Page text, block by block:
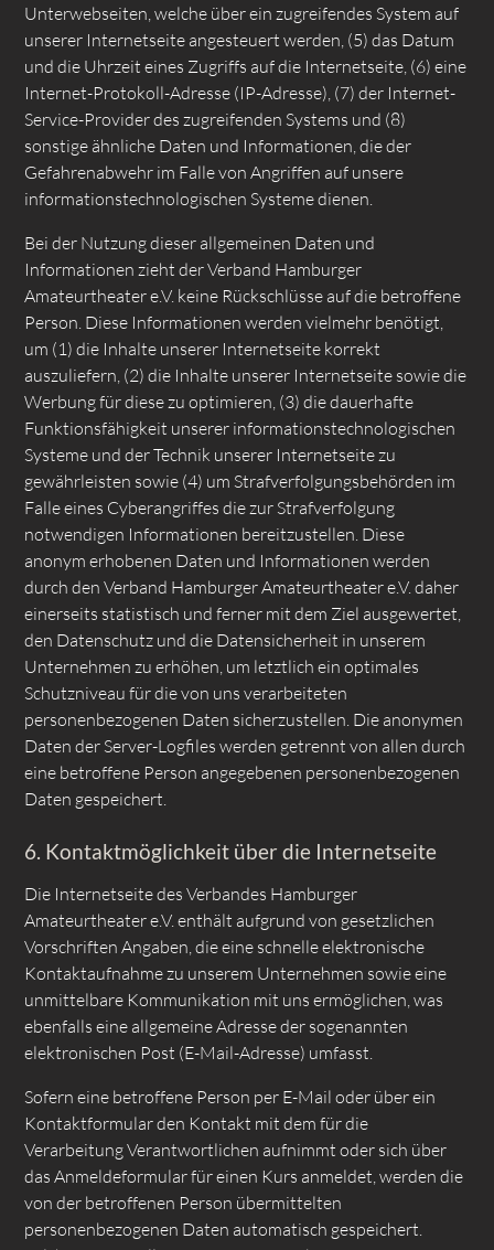
Unterwebseiten, welche über ein zugreifendes System auf
unserer Internetseite angesteuert werden, (5) das Datum
und die Uhrzeit eines Zugriffs auf die Internetseite, (6) eine
Internet-Protokoll-Adresse (IP-Adresse), (7) der Internet-
Service-Provider des zugreifenden Systems und (8)
sonstige ähnliche Daten und Informationen, die der
Gefahrenabwehr im Falle von Angriffen auf unsere
informationstechnologischen Systeme dienen.
Bei der Nutzung dieser allgemeinen Daten und
Informationen zieht der Verband Hamburger
Amateurtheater e.V. keine Rückschlüsse auf die betroffene
Person. Diese Informationen werden vielmehr benötigt,
um (1) die Inhalte unserer Internetseite korrekt
auszuliefern, (2) die Inhalte unserer Internetseite sowie die
Werbung für diese zu optimieren, (3) die dauerhafte
Funktionsfähigkeit unserer informationstechnologischen
Systeme und der Technik unserer Internetseite zu
gewährleisten sowie (4) um Strafverfolgungsbehörden im
Falle eines Cyberangriffes die zur Strafverfolgung
notwendigen Informationen bereitzustellen. Diese
anonym erhobenen Daten und Informationen werden
durch den Verband Hamburger Amateurtheater e.V. daher
einerseits statistisch und ferner mit dem Ziel ausgewertet,
den Datenschutz und die Datensicherheit in unserem
Unternehmen zu erhöhen, um letztlich ein optimales
Schutzniveau für die von uns verarbeiteten
personenbezogenen Daten sicherzustellen. Die anonymen
Daten der Server-Logfiles werden getrennt von allen durch
eine betroffene Person angegebenen personenbezogenen
Daten gespeichert.
6. Kontaktmöglichkeit über die Internetseite
Die Internetseite des Verbandes Hamburger
Amateurtheater e.V. enthält aufgrund von gesetzlichen
Vorschriften Angaben, die eine schnelle elektronische
Kontaktaufnahme zu unserem Unternehmen sowie eine
unmittelbare Kommunikation mit uns ermöglichen, was
ebenfalls eine allgemeine Adresse der sogenannten
elektronischen Post (E-Mail-Adresse) umfasst.
Sofern eine betroffene Person per E-Mail oder über ein
Kontaktformular den Kontakt mit dem für die
Verarbeitung Verantwortlichen aufnimmt oder sich über
das Anmeldeformular für einen Kurs anmeldet, werden die
von der betroffenen Person übermittelten
personenbezogenen Daten automatisch gespeichert.